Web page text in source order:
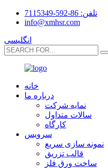
تلفن: 86-592-7115349
info@xmhsr.com
انگلیسی
خانه
درباره ما
نمایه شرکت
سالات متداول
کارگاه
سرویس
نمونه سازی سریع
قالب تزریق
ساخت ورق فلز